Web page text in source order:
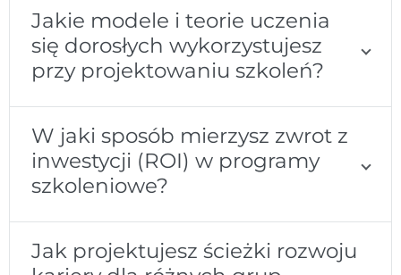
Jakie modele i teorie uczenia
się dorosłych wykorzystujesz
przy projektowaniu szkoleń?
W jaki sposób mierzysz zwrot z
inwestycji (ROI) w programy
szkoleniowe?
Jak projektujesz ścieżki rozwoju